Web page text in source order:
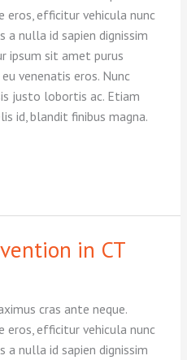
efficitur vehicula nunc
a nulla id sapien dignissim
ipsum sit amet purus
venenatis eros. Nunc
justo lobortis ac. Etiam
id, blandit finibus magna.
in CT
cras ante neque.
efficitur vehicula nunc
a nulla id sapien dignissim